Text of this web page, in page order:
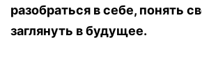
разобраться в себе, понять
заглянуть в будущее.